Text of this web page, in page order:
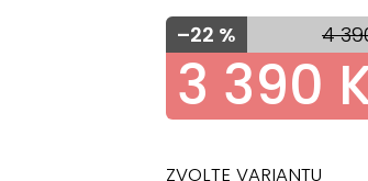
4
–22 %
3 390
ZVOLTE VARIANTU